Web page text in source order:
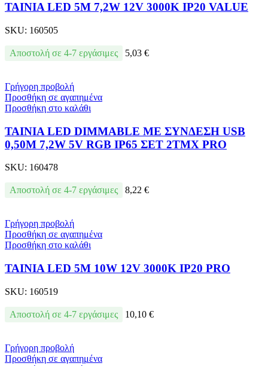
ΤΑΙΝΙΑ LED 5M 7,2W 12V 3000K IP20 VALUE
SKU: 160505
Αποστολή σε 4-7 εργάσιμες 5,03 €
Γρήγορη προβολή
Προσθήκη σε αγαπημένα
Προσθήκη στο καλάθι
ΤΑΙΝΙΑ LED DIMMABLE ΜΕ ΣΥΝΔΕΣΗ USB
0,50M 7,2W 5V RGB IP65 ΣΕΤ 2ΤΜΧ PRO
SKU: 160478
Αποστολή σε 4-7 εργάσιμες 8,22 €
Γρήγορη προβολή
Προσθήκη σε αγαπημένα
Προσθήκη στο καλάθι
ΤΑΙΝΙΑ LED 5M 10W 12V 3000K IP20 PRO
SKU: 160519
Αποστολή σε 4-7 εργάσιμες 10,10 €
Γρήγορη προβολή
Προσθήκη σε αγαπημένα